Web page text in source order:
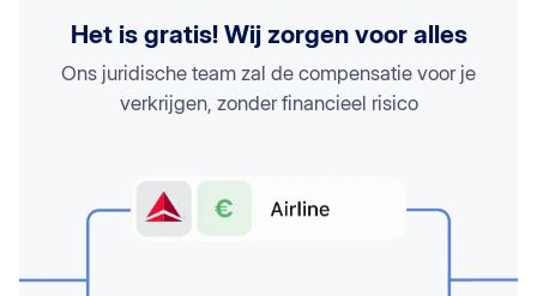
Het is gratis! Wij zorgen voor alles
Ons juridische team zal de compensatie voor je
verkrijgen, zonder financieel risico